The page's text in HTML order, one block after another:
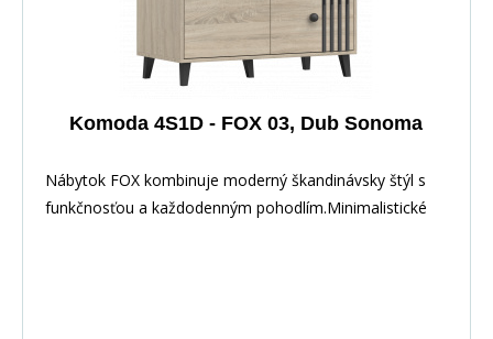
Komoda 4S1D - FOX 03, Dub Sonoma
Nábytok FOX kombinuje moderný škandinávsky štýl s
funkčnosťou a každodenným pohodlím.Minimalistické